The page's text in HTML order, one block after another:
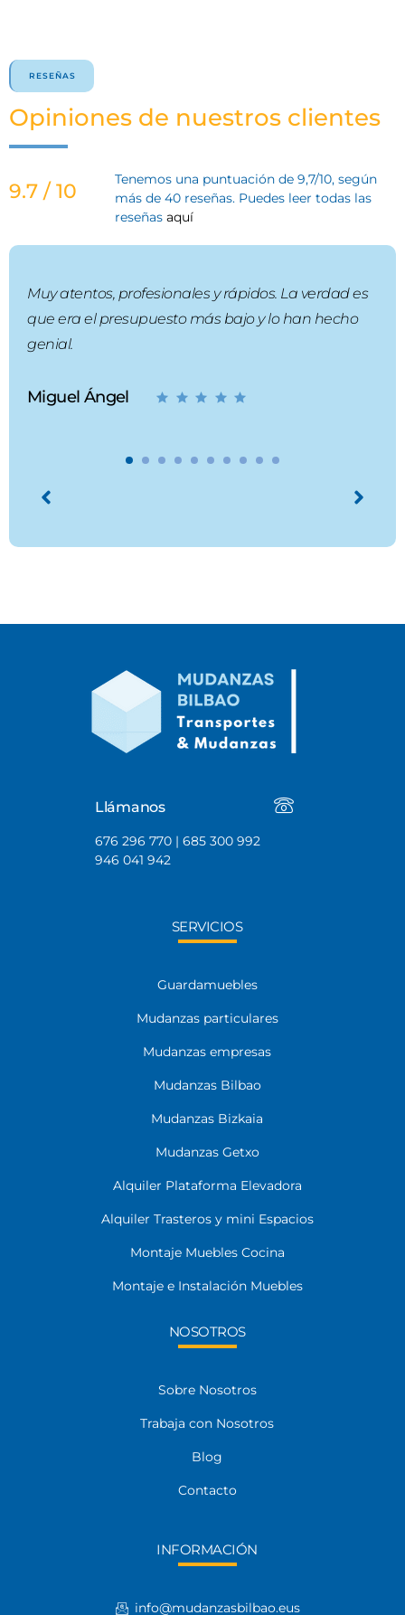
RESEÑAS
Opiniones de nuestros clientes
9.7 / 10
Tenemos una puntuación de 9,7/10, según
más de 40 reseñas. Puedes leer todas las
reseñas aquí
Muy atentos, profesionales y rápidos. La verdad es
que era el presupuesto más bajo y lo han hecho
genial.
Miguel Ángel
Llámanos
676 296 770 | 685 300 992
946 041 942
SERVICIOS
Guardamuebles
Mudanzas particulares
Mudanzas empresas
Mudanzas Bilbao
Mudanzas Bizkaia
Mudanzas Getxo
Alquiler Plataforma Elevadora
Alquiler Trasteros y mini Espacios
Montaje Muebles Cocina
Montaje e Instalación Muebles
NOSOTROS
Sobre Nosotros
Trabaja con Nosotros
Blog
Contacto
INFORMACIÓN
info@mudanzasbilbao.eus